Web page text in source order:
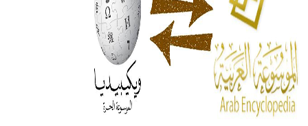
- هل تعلم أن المرجان إفراز حيواني يتكون في البحر ويتركب
من مادة كربونات الكلسيوم، وهو أحمر أو شديد الحمرة وهو
أجود أنواعه، ويمتاز بكبر الحجم ويسمى الش